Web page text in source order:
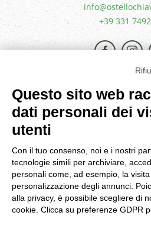
+39 331
Questo sito web
dati personali dei
utenti
Con il tuo consenso, noi e i nostri
tecnologie simili per archiviare,
personali come, ad esempio, la
personalizzazione degli annunci.
alla privacy, è possibile scegliere di
cookie. Clicca su preferenze GDPR